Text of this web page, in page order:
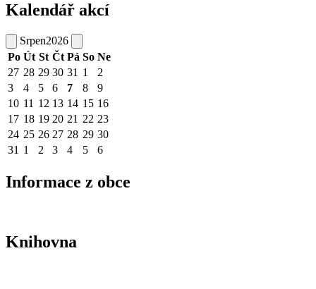
Kalendář akcí
Srpen2026
Po Út St Čt Pá So Ne
27 28 29 30 31 1
2
3
4 5 6 7 8
9
10 11 12 13 14 15 16
17 18 19 20 21 22 23
24 25 26 27 28 29 30
31 1 2 3 4 5 6
Informace z obce
Knihovna